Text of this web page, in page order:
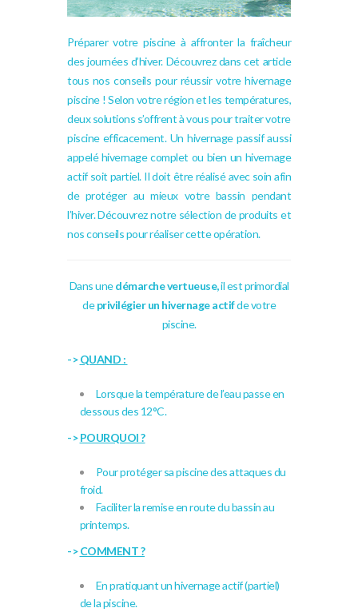
Préparer votre piscine à affronter la fraîcheur
des journées d’hiver. Découvrez dans cet article
tous nos conseils pour réussir votre hivernage
piscine ! Selon votre région et les températures,
deux solutions s’offrent à vous pour traiter votre
piscine efficacement. Un hivernage passif aussi
appelé hivernage complet ou bien un hivernage
actif soit partiel. Il doit être réalisé avec soin afin
de protéger au mieux votre bassin pendant
l’hiver.Découvrez notre sélection de produits et
nos conseils pour réaliser cette opération.
Dans unedémarchevertueuse,il est primordial
deprivilégier un hivernage actifde votre
piscine.
->QUAND :
Lorsque la température de l’eau passe en
dessous des 12°C.
->POURQUOI ?
Pour protéger sa piscine des attaques du
froid.
Faciliter la remise en route du bassin au
printemps.
->COMMENT ?
En pratiquant un hivernage actif (partiel)
de la piscine.